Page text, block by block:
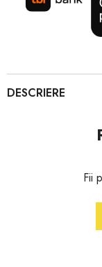
DESCRIERE
Fii